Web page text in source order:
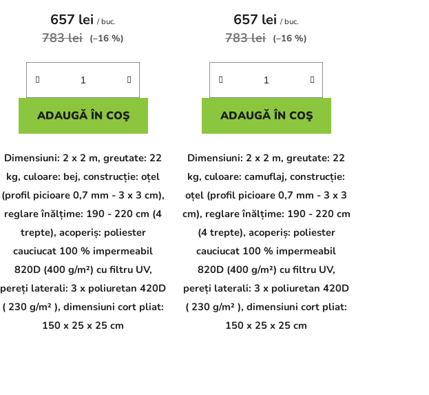
657 lei/ buc.
783 lei (–16 %)
ADAUGĂ ÎN COŞ
Dimensiuni: 2 x 2 m, greutate: 22
kg, culoare: bej, construcție: oțel
(profil picioare 0,7 mm - 3 x 3 cm),
reglare înălțime: 190 - 220 cm (4
trepte), acoperiș: poliester
cauciucat 100 % impermeabil
820D (400 g/m²) cu filtru UV,
pereți laterali: 3 x poliuretan 420D
( 230 g/m² ), dimensiuni cort pliat:
150 x 25 x 25 cm
657 lei/ buc.
783 lei (–16 %)
ADAUGĂ ÎN COŞ
Dimensiuni: 2 x 2 m, greutate: 22
kg, culoare: camuflaj, construcție:
oțel (profil picioare 0,7 mm - 3 x 3
cm), reglare înălțime: 190 - 220 cm
(4 trepte), acoperiș: poliester
cauciucat 100 % impermeabil
820D (400 g/m²) cu filtru UV,
pereți laterali: 3 x poliuretan 420D
( 230 g/m² ), dimensiuni cort pliat:
150 x 25 x 25 cm